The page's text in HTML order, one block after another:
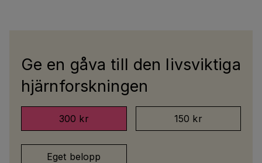
Ge en gåva till den livsviktiga
hjärnforskningen
300 kr 150 kr
Eget belopp